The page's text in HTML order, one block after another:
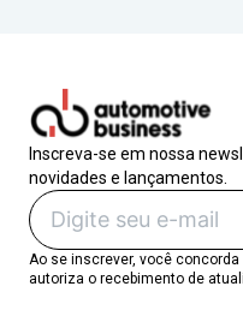
Inscreva-se em nossa
novidades e lançamentos.
Ao se inscrever, você
autoriza o recebimento de